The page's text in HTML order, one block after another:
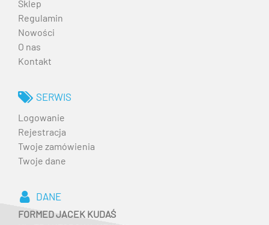
Sklep
Regulamin
Nowości
O nas
Kontakt
SERWIS
Logowanie
Rejestracja
Twoje zamówienia
Twoje dane
DANE
FORMED JACEK KUDAŚ